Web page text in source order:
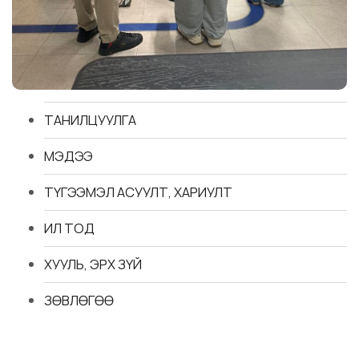
ТАНИЛЦУУЛГА
МЭДЭЭ
ТҮГЭЭМЭЛ АСУУЛТ, ХАРИУЛТ
ИЛ ТОД
ХУУЛЬ, ЭРХ ЗҮЙ
ЗӨВЛӨГӨӨ